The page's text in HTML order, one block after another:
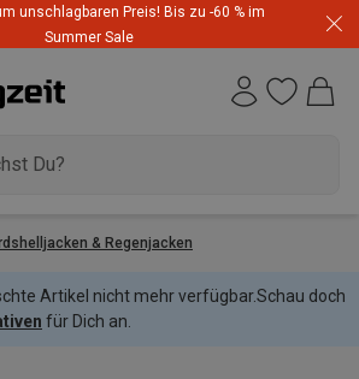
unschlagbaren Preis! Bis zu -60 % im
Summer Sale
& Regenjacken
Artikel nicht mehr verfügbar.Schau doch
für Dich an.